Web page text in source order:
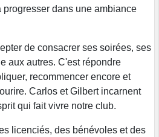
progresser dans une ambiance
de consacrer ses soirées, ses
aux autres. C'est répondre
recommencer encore et
Carlos et Gilbert incarnent
qui fait vivre notre club.
licenciés, des bénévoles et des